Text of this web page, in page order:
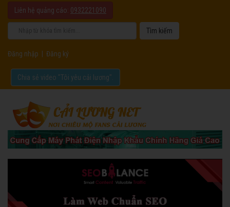
Liên hệ quảng cáo: 0932221090
Đăng nhập Đăng ký
Chia sẻ video "Tôi yêu cải lương".